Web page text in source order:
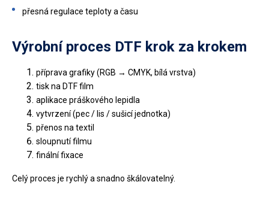
přesná regulace teploty a času
Výrobní proces DTF krok za krokem
příprava grafiky (RGB → CMYK, bílá vrstva)
tisk na DTF film
aplikace práškového lepidla
vytvrzení (pec / lis / sušicí jednotka)
přenos na textil
sloupnutí filmu
finální fixace
Celý proces je rychlý a snadno škálovatelný.